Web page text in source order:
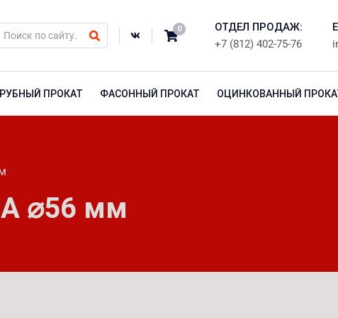
0
ОТДЕЛ ПРОДАЖ:
+7 (812) 402-75-76
ПРОКАТ ФАСОННЫЙ ПРОКАТ ОЦИНКОВАННЫЙ
⌀56 мм